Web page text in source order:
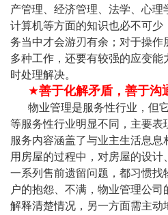
产管理、经济管理、法学、心理
计算机等方面的知识也必不可少
务当中才会游刃有余；对于操
多种工作，还要有较强的应变能
时处理解决。
★善于化解矛盾，善于沟
物业管理是服务性行业，但
等服务性行业明显不同，主要表
服务内容涵盖了与业主生活息
用房屋的过程中，对房屋的设
一系列售前遗留问题，都习惯找
户的抱怨、不满，物业管理公
解释清楚情况，另一方面需主动